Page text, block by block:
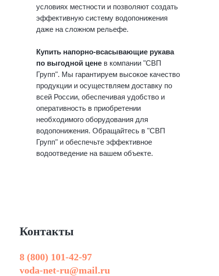
условиях местности и позволяют создать
эффективную систему водопонижения
даже на сложном рельефе.
Купить напорно-всасывающие рукава
по выгодной цене в компании "СВП
Групп". Мы гарантируем высокое качество
продукции и осуществляем доставку по
всей России, обеспечивая удобство и
оперативность в приобретении
необходимого оборудования для
водопонижения. Обращайтесь в "СВП
Групп" и обеспечьте эффективное
водоотведение на вашем объекте.
Контакты
8 (800) 101-42-97
voda-net-ru@mail.ru